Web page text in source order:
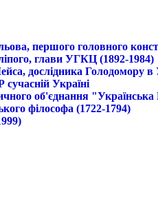
першого головного
глави УГКЦ (1892-1984)
дослідника Голодомору в
Україні
об'єднання
філософа (1722-1794)